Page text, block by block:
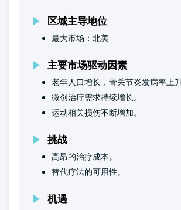
区域主导地位
最大市场：北美
主要市场驱动因素
老年人口增长，骨关节炎发病率上升
微创治疗需求持续增长。
运动相关损伤不断增加。
挑战
高昂的治疗成本。
替代疗法的可用性。
机遇